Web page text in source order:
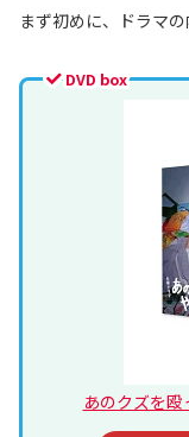
まず初めに、ドラマ
DVD box
あのクズを